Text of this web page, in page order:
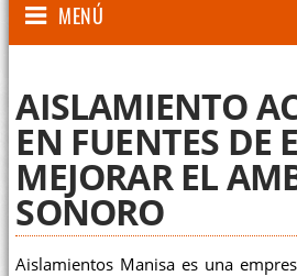
MENÚ
AISLAMIENTO
EN FUENTES DE
MEJORAR EL
SONORO
Aislamientos Manisa es una